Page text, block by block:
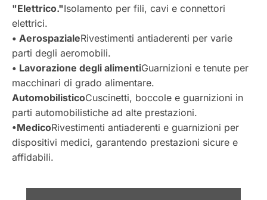
"Elettrico."Isolamento per fili, cavi e connettori
elettrici.
• AerospazialeRivestimenti antiaderenti per varie
parti degli aeromobili.
• Lavorazione degli alimentiGuarnizioni e tenute per
macchinari di grado alimentare.
AutomobilisticoCuscinetti, boccole e guarnizioni in
parti automobilistiche ad alte prestazioni.
•MedicoRivestimenti antiaderenti e guarnizioni per
dispositivi medici, garantendo prestazioni sicure e
affidabili.